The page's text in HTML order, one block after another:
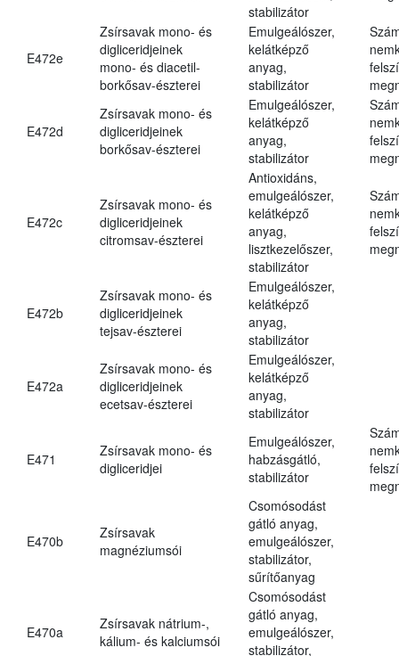
stabilizátor
E472e
Zsírsavak mono- és
digliceridjeinek
mono- és diacetil-
borkősav-észterei
Emulgeálószer,
kelátképző
anyag,
stabilizátor
E472d
Zsírsavak mono- és
digliceridjeinek
borkősav-észterei
Emulgeálószer,
kelátképző
anyag,
stabilizátor
E472c
Zsírsavak mono- és
digliceridjeinek
citromsav-észterei
Antioxidáns,
emulgeálószer,
kelátképző
anyag,
lisztkezelőszer,
stabilizátor
E472b
Zsírsavak mono- és
digliceridjeinek
tejsav-észterei
Emulgeálószer,
kelátképző
anyag,
stabilizátor
E472a
Zsírsavak mono- és
digliceridjeinek
ecetsav-észterei
Emulgeálószer,
kelátképző
anyag,
stabilizátor
E471
Zsírsavak mono- és
digliceridjei
Emulgeálószer,
habzásgátló,
stabilizátor
E470b
Zsírsavak
magnéziumsói
Csomósodást
gátló anyag,
emulgeálószer,
stabilizátor,
sűrítőanyag
E470a
Zsírsavak nátrium-,
kálium- és kalciumsói
Csomósodást
gátló anyag,
emulgeálószer,
stabilizátor,